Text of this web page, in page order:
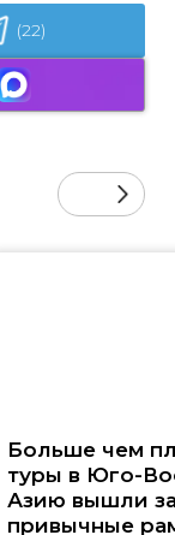
(22)
Больше чем
туры в Юго-
Азию вышли
привычные